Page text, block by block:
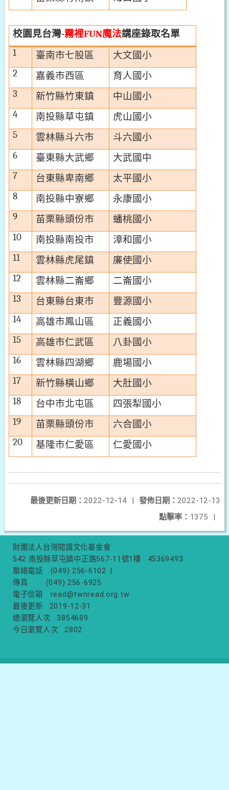
校園見台灣-霧裡FUN魔法講座錄取名單
1 臺南市七股區 大文國小
2 嘉義市西區 育人國小
3 新竹縣竹東鎮 中山國小
4 南投縣草屯鎮 虎山國小
5 雲林縣斗六市 斗六國小
6 臺東縣大武鄉 大武國中
7 台東縣卑南鄉 太平國小
8 南投縣中寮鄉 永康國小
9 苗栗縣頭份市 蟠桃國小
10 南投縣南投市 漳和國小
11 雲林縣虎尾鎮 廉使國小
12 雲林縣二崙鄉 二崙國小
13 台東縣台東市 豐源國小
14 高雄市鳳山區 正義國小
15 高雄市仁武區 八卦國小
16 雲林縣四湖鄉 鹿場國小
17 新竹縣橫山鄉 大肚國小
18 台中市北屯區 四張犁國小
19 苗栗縣頭份市 六合國小
20 基隆市仁愛區 仁愛國小
發佈日期： 2022-12-13
最後更新日期： 2022-12-14
|
點擊率： 1375 |
財團法人台灣閱讀文化基金會
542 南投縣草屯鎮中正路567-11號1樓
45369493
聯絡電話
(049) 256-6102
傳真
(049) 256-6925
電子信箱
read@twnread.org.tw
最後更新
2019-12-31
總瀏覽人次
3854689
今日瀏覽人次
2802